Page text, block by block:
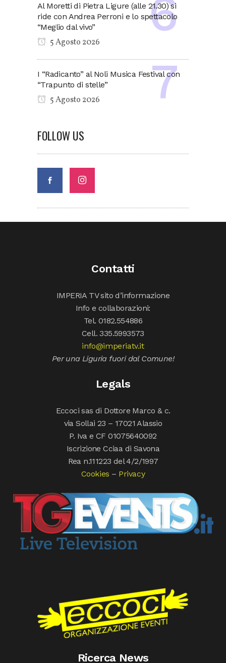
Al Moretti di Pietra Ligure (alle 21.30) si
ride con Andrea Perroni e lo spettacolo
“Meglio dal vivo”
5 Agosto 2026
I “Radicanto” al Noli Musica Festival con
“Trapunto di stelle”
5 Agosto 2026
FOLLOW US
Contatti
IMPERIA TV sito d’informazione
Info e collaborazioni:
Tel. 0182.554886
Cell. 335.5993573
info@imperiatv.it
Per una Liguria fuori dal Comune!
Legals
Eccoci sas di Dottore Marco & c.
via Sollai 23 – 17021 Alassio
P. Iva e CF 01075640092
Iscrizione Cciaa di Savona
Rea n.111223 del 4/2/1997
Cookies – Privacy
Ricerca News